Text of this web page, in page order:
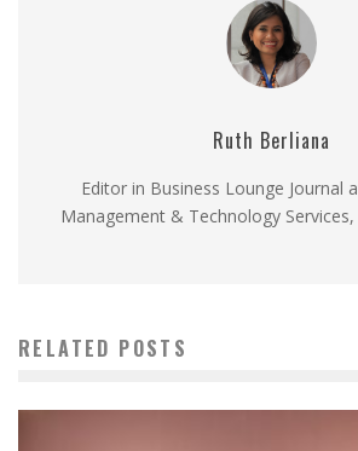
Ruth Berliana
Editor in Business Lounge Journal
Management & Technology
RELATED POSTS